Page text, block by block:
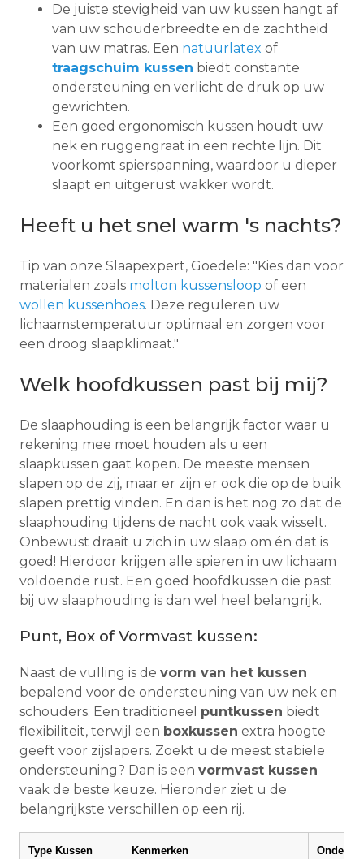
De juiste stevigheid van uw kussen hangt af
van uw schouderbreedte en de zachtheid
van uw matras. Een natuurlatex of
traagschuim kussen biedt constante
ondersteuning en verlicht de druk op uw
gewrichten.
Een goed ergonomisch kussen houdt uw
nek en ruggengraat in een rechte lijn. Dit
voorkomt spierspanning, waardoor u dieper
slaapt en uitgerust wakker wordt.
Heeft u het snel warm 's nachts?
Tip van onze Slaapexpert, Goedele: "Kies dan voor
materialen zoals molton kussensloop of een
wollen kussenhoes. Deze reguleren uw
lichaamstemperatuur optimaal en zorgen voor
een droog slaapklimaat."
Welk hoofdkussen past bij mij?
De slaaphouding is een belangrijk factor waar u
rekening mee moet houden als u een
slaapkussen gaat kopen. De meeste mensen
slapen op de zij, maar er zijn er ook die op de buik
slapen prettig vinden. En dan is het nog zo dat de
slaaphouding tijdens de nacht ook vaak wisselt.
Onbewust draait u zich in uw slaap om én dat is
goed! Hierdoor krijgen alle spieren in uw lichaam
voldoende rust. Een goed hoofdkussen die past
bij uw slaaphouding is dan wel heel belangrijk.
Punt, Box of Vormvast kussen:
Naast de vulling is de vorm van het kussen
bepalend voor de ondersteuning van uw nek en
schouders. Een traditioneel puntkussen biedt
flexibiliteit, terwijl een boxkussen extra hoogte
geeft voor zijslapers. Zoekt u de meest stabiele
ondersteuning? Dan is een vormvast kussen
vaak de beste keuze. Hieronder ziet u de
belangrijkste verschillen op een rij.
Type Kussen Kenmerken